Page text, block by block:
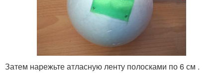
Затем нарежьте атласную ленту полосками по 6 см .